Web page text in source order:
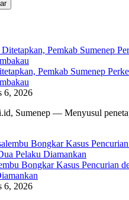
Pemkab Sumenep
6, 2026
Sumenep — Menyusul
Bongkar Kasus Pencurian
6, 2026